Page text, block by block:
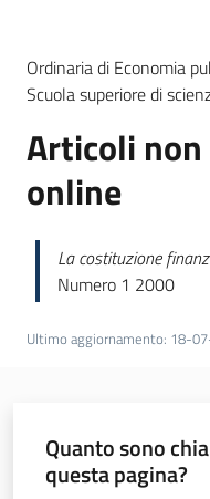
Autori
Menu selezionato
Abbonamenti
Norme
redazionali
codice
Regione
Emilia-
Ordinaria di Economia
Scuola superiore di
Articoli
online
La costituzione
Numero 1 2000
Ultimo aggiornamento: 18-
Quanto sono
questa pagina?